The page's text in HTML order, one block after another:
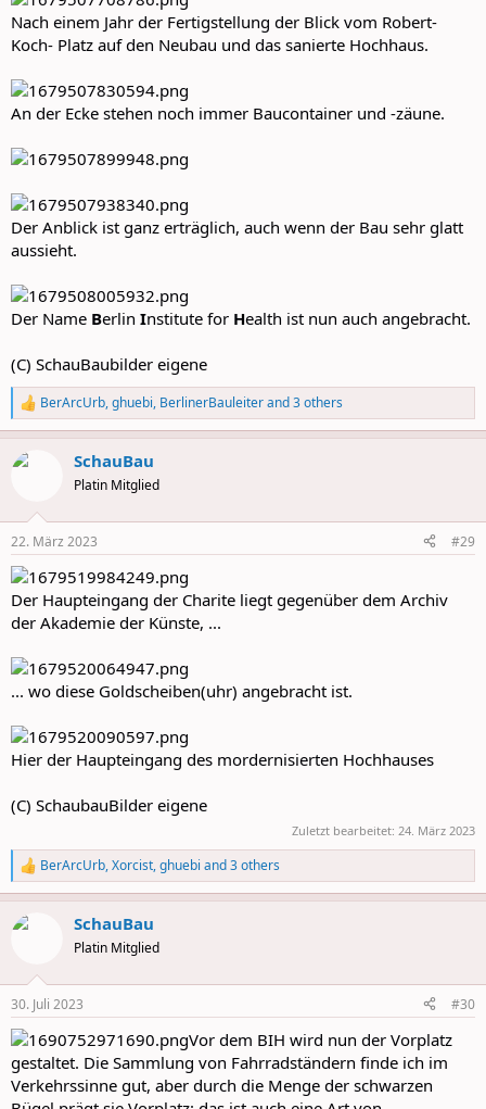
Nach einem Jahr der Fertigstellung der Blick vom Robert-
Koch- Platz auf den Neubau und das sanierte Hochhaus.
An der Ecke stehen noch immer Baucontainer und -zäune.
Der Anblick ist ganz erträglich, auch wenn der Bau sehr glatt
aussieht.
Der Name Berlin Institute for Health ist nun auch angebracht.
(C) SchauBaubilder eigene
R
e
a
c
s
:
BerArcUrb,ghuebi, BerlinerBauleiterand 3 others
SchauBau
Platin Mitglied
22. März 2023 #29
Der Haupteingang der Charite liegt gegenüber dem Archiv
der Akademie der Künste, ...
... wo diese Goldscheiben(uhr) angebracht ist.
Hier der Haupteingang des mordernisierten Hochhauses
(C) SchaubauBilder eigene
Zuletzt bearbeitet: 24. März 2023
R
e
a
c
s
:
BerArcUrb,Xorcist,ghuebi and 3 others
SchauBau
Platin Mitglied
30. Juli 2023 #30
Vor dem BIH wird nun der Vorplatz
gestaltet. Die Sammlung von Fahrradständern finde ich im
Verkehrssinne gut, aber durch die Menge der schwarzen